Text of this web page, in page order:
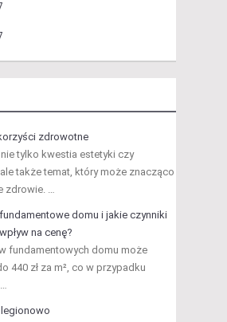
zdrowotne
tylko kwestia estetyki czy
także temat, który może znacząco
zdrowie. …
domu i jakie czynniki
na cenę?
fundamentowych domu może
440 zł za m², co w przypadku